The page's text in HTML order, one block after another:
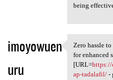
being
imoyowuen
uru
Zero hassle
Zero hassle
for enhanced
[URL=https://
ap-tadalafil/-